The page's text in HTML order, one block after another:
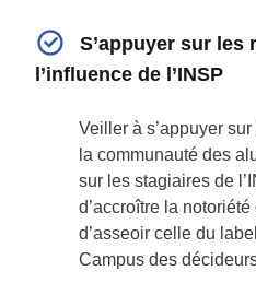
S’appuyer sur les
l’influence de l’INSP
Veiller à s’appuyer
la communauté des
sur les stagiaires de
d’accroître la
d’asseoir celle du
Campus des